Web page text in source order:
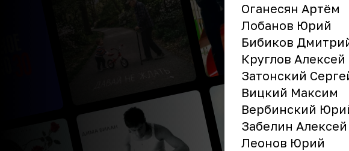
Оганесян Артём
Лобанов Юрий
Бибиков
Круглов Алексей
Затонский
Вицкий Максим
Вербинский
Забелин Алексей
Леонов Юрий